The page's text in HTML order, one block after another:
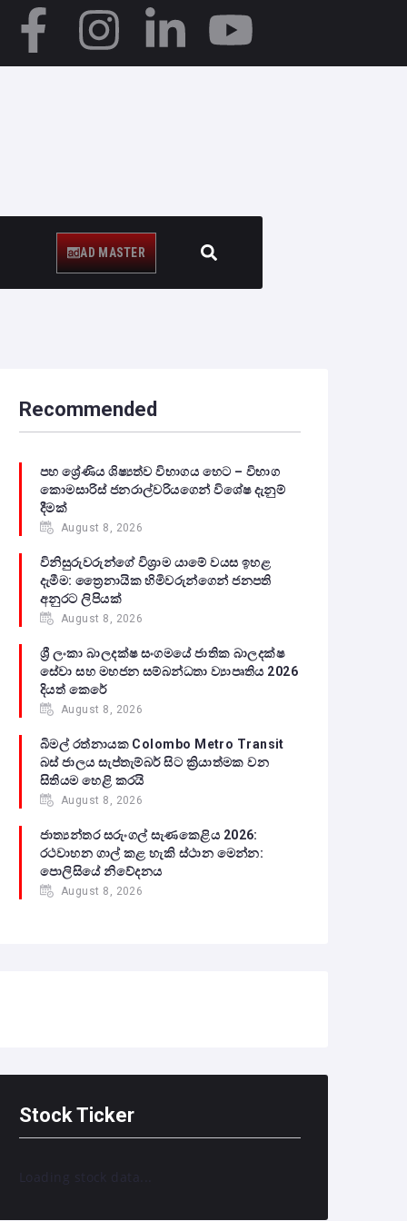
AD MASTER
Recommended
පහ ශ්‍රේණිය ශිෂ්‍යත්ව විභාගය හෙට – විභාග
කොමසාරිස් ජනරාල්වරියගෙන් විශේෂ දැනුම්
දීමක්
August 8, 2026
විනිසුරුවරුන්ගේ විශ්‍රාම යාමේ වයස ඉහළ
දැමීම: ත්‍රෛනායික හිමිවරුන්ගෙන් ජනපති
අනුරට ලිපියක්
August 8, 2026
ශ්‍රී ලංකා බාලදක්ෂ සංගමයේ ජාතික බාලදක්ෂ
සේවා සහ මහජන සම්බන්ධතා ව්‍යාපෘතිය 2026
දියත් කෙරේ
August 8, 2026
බිමල් රත්නායක Colombo Metro Transit
බස් ජාලය සැප්තැම්බර් සිට ක්‍රියාත්මක වන
සිතියම හෙළි කරයි
August 8, 2026
ජාත්‍යන්තර සරුංගල් සැණකෙළිය 2026:
රථවාහන ගාල් කළ හැකි ස්ථාන මෙන්න:
පොලිසියේ නිවේදනය
August 8, 2026
Stock Ticker
Loading stock data...